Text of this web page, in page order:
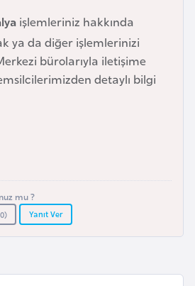
işlemleriniz hakkında
ya da diğer işlemlerinizi
bürolarıyla iletişime
detaylı bilgi
mu ?
0) Yanıt Ver